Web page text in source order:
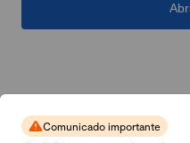
Comunicado importante